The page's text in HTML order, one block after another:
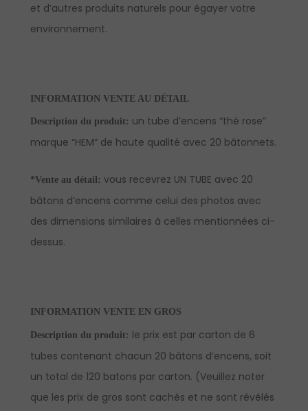
et d’autres produits naturels pour égayer votre
environnement.
INFORMATION VENTE AU DÉTAIL
Description du produit: un tube d’encens “thé rose”
marque “HEM” de haute qualité avec 20 bâtonnets.
*Vente au détail: vous recevrez UN TUBE avec 20
bâtons d’encens comme celui des photos avec
des dimensions similaires à celles mentionnées ci-
dessus.
INFORMATION VENTE EN GROS
Description du produit: le prix est par carton de 6
tubes contenant chacun 20 bâtons d’encens, soit
un total de 120 batons par carton. (Veuillez noter
que les prix de gros sont cachés et ne sont révélés